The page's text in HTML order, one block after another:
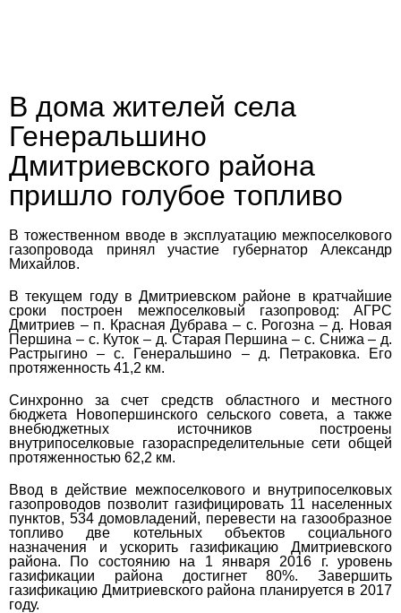
В дома жителей села
Генеральшино
Дмитриевского района
пришло голубое топливо
В тожественном вводе в эксплуатацию межпоселкового
газопровода принял участие губернатор Александр
Михайлов.
В текущем году в Дмитриевском районе в кратчайшие
сроки построен межпоселковый газопровод:
АГРС
Дмитриев – п. Красная Дубрава – с. Рогозна – д. Новая
Першина – с. Куток – д. Старая Першина – с. Снижа – д.
Растрыгино – с. Генеральшино – д. Петраковка. Его
протяженность 41,2 км.
Синхронно за счет средств областного и местного
бюджета Новопершинского сельского совета, а также
внебюджетных источников построены
внутрипоселковые газораспределительные сети общей
протяженностью 62,2 км.
Ввод в действие межпоселкового и внутрипоселковых
газопроводов позволит газифицировать 11 населенных
пунктов, 534 домовладений, перевести на газообразное
топливо две котельных объектов социального
назначения и ускорить газификацию Дмитриевского
района. По состоянию на 1 января 2016 г. уровень
газификации района достигнет 80%.
Завершить
газификацию Дмитриевского района планируется в 2017
году.